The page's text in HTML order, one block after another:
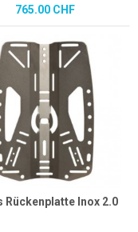
765.00 CHF
Rückenplatte Inox 2.0